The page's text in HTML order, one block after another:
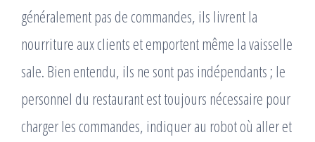
généralement pas de commandes, ils livrent la
nourriture aux clients et emportent même la vaisselle
sale. Bien entendu, ils ne sont pas indépendants ; le
personnel du restaurant est toujours nécessaire pour
charger les commandes, indiquer au robot où aller et